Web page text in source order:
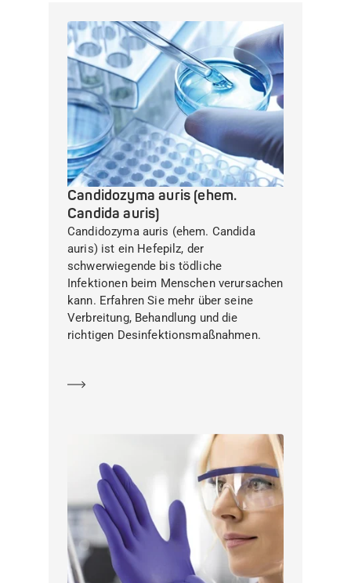
Candidozyma auris (ehem.
Candida auris)
Candidozyma auris (ehem. Candida
auris) ist ein Hefepilz, der
schwerwiegende bis tödliche
Infektionen beim Menschen verursachen
kann. Erfahren Sie mehr über seine
Verbreitung, Behandlung und die
richtigen Desinfektionsmaßnahmen.